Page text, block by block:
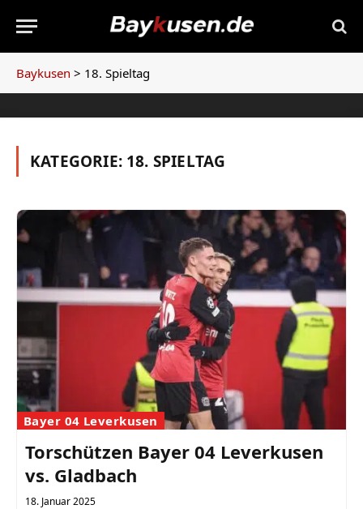
Baykusen > 18. Spieltag
KATEGORIE: 18. SPIELTAG
Bayer 04 Leverkusen
Torschützen Bayer 04 Leverkusen
vs. Gladbach
18. Januar 2025